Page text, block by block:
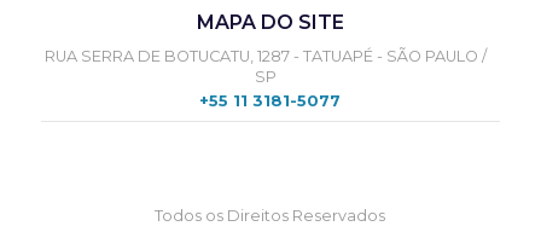
MAPA DO SITE
RUA SERRA DE BOTUCATU, 1287 - TATUAPÉ - SÃO PAULO /
SP
+55 11 3181-5077
Todos os Direitos Reservados